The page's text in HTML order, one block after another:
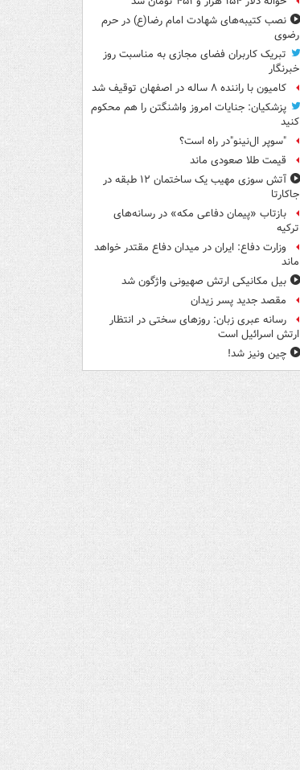
نصب کتیبه‌های شهادت امام رضا(ع) در حرم
رضوی
تبریک کاربران فضای مجازی به مناسبت روز
خبرنگار
کامیون با راننده ۸ ساله در اصفهان توقیف شد
پزشکیان: جنایات امروز واشنگتن را هم محکوم
کنید
"سوپر ال‌نینو"در راه است؟
قیمت طلا صعودی ماند
آتش سوزی مهیب یک ساختمان ۱۲ طبقه در
جاکارتا
بازتاب «پیمان دفاعی مکه» در رسانه‌های
ترکیه
وزارت دفاع: ایران در میدان دفاع مقتدر خواهد
ماند
بیل مکانیکی ارتش صهیونی واژگون شد
مقصد جدید پسر زیدان
رسانه عبری زبان: روزهای سختی در انتظار
ارتش اسرائیل است
چین ونیز شد!